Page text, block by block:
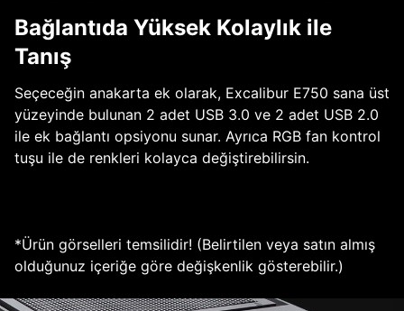
Bağlantıda Yüksek Kolaylık ile
Tanış
Seçeceğin anakarta ek olarak, Excalibur E750 sana üst
yüzeyinde bulunan 2 adet USB 3.0 ve 2 adet USB 2.0
ile ek bağlantı opsiyonu sunar. Ayrıca RGB fan kontrol
tuşu ile de renkleri kolayca değiştirebilirsin.
*Ürün görselleri temsilidir! (Belirtilen veya satın almış
olduğunuz içeriğe göre değişkenlik gösterebilir.)